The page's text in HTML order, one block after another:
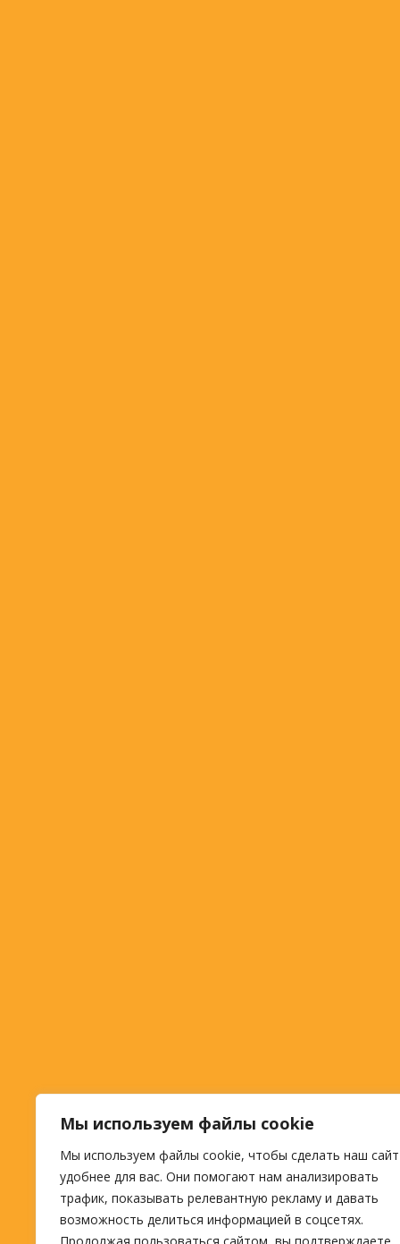
Мы используем файлы cookie
Мы используем файлы cookie, чтобы сделать наш сайт
удобнее для вас. Они помогают нам анализировать
трафик, показывать релевантную рекламу и давать
возможность делиться информацией в соцсетях.